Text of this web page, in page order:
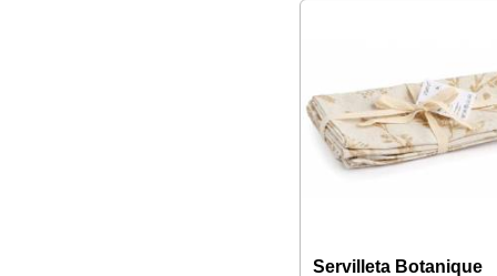
Servilleta Botanique